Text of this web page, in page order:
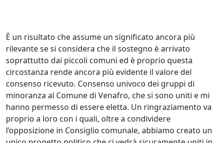
È un risultato che assume un significato ancora più
rilevante se si considera che il sostegno è arrivato
soprattutto dai piccoli comuni ed è proprio questa
circostanza rende ancora più evidente il valore del
consenso ricevuto. Consenso univoco dei gruppi di
minoranza al Comune di Venafro, che si sono uniti e mi
hanno permesso di essere eletta. Un ringraziamento va
proprio a loro con i quali, oltre a condividere
l’opposizione in Consiglio comunale, abbiamo creato un